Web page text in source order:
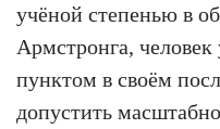
учёной степенью в
Армстронга,
пунктом в своём
допустить